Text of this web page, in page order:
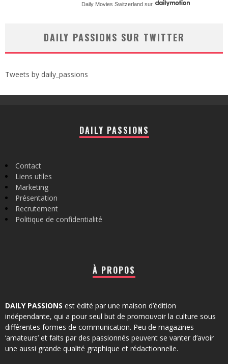
Daily Movies Switzerland sur
DAILY PASSIONS SUR TWITTER
Tweets by daily_passions
DAILY PASSIONS
Contact
Liens utiles
Marketing
Présentation
Recrutement
Politique de confidentialité
À PROPOS
DAILY PASSIONS est édité par une maison d’édition
indépendante, qui a pour seul but de promouvoir la culture sous
différentes formes de communication. Peu de magazines
‘amateurs’ et faits par des passionnés peuvent se vanter d’avoir
une aussi grande qualité graphique et rédactionnelle.